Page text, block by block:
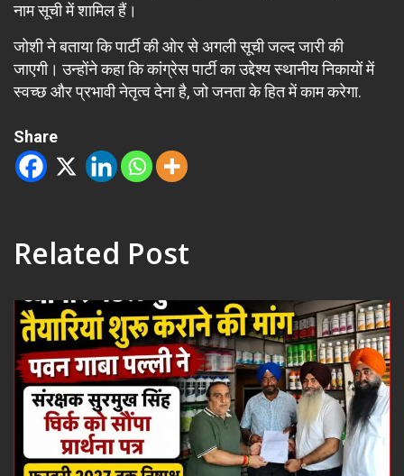
नाम सूची में शामिल हैं।
जोशी ने बताया कि पार्टी की ओर से अगली सूची जल्द जारी की
जाएगी। उन्होंने कहा कि कांग्रेस पार्टी का उद्देश्य स्थानीय निकायों में
स्वच्छ और प्रभावी नेतृत्व देना है, जो जनता के हित में काम करेगा.
Share
Related Post